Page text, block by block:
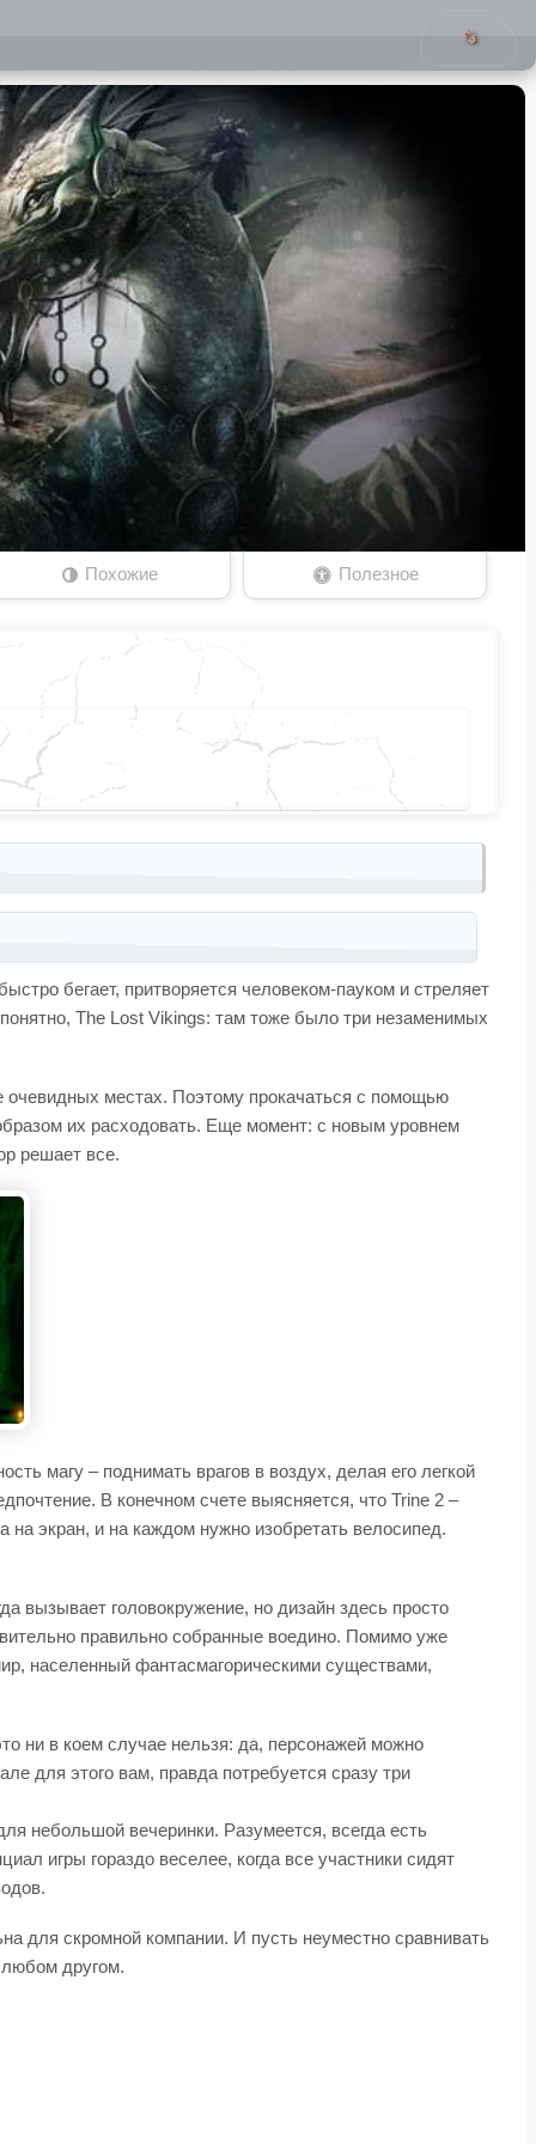
Похожие Полезное
бегает, притворяется человеком-пауком и стреляет
The Lost Vikings: там тоже было три незаменимых
местах. Поэтому прокачаться с помощью
их расходовать. Еще момент: с новым уровнем
решает все.
магу – поднимать врагов в воздух, делая его легкой
В конечном счете выясняется, что Trine 2 –
экран, и на каждом нужно изобретать велосипед.
вызывает головокружение, но дизайн здесь просто
правильно собранные воедино. Помимо уже
населенный фантасмагорическими существами,
ни в коем случае нельзя: да, персонажей можно
для этого вам, правда потребуется сразу три
небольшой вечеринки. Разумеется, всегда есть
игры гораздо веселее, когда все участники сидят
для скромной компании. И пусть неуместно сравнивать
любом другом.